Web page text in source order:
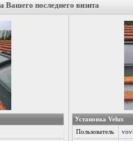
последнего визита
Установка Velux
Пользователь